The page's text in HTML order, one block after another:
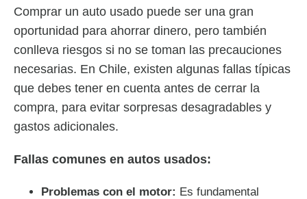
Comprar un auto usado puede ser una gran
oportunidad para ahorrar dinero, pero también
conlleva riesgos si no se toman las precauciones
necesarias. En Chile, existen algunas fallas típicas
que debes tener en cuenta antes de cerrar la
compra, para evitar sorpresas desagradables y
gastos adicionales.
Fallas comunes en autos usados:
Problemas con el motor: Es fundamental